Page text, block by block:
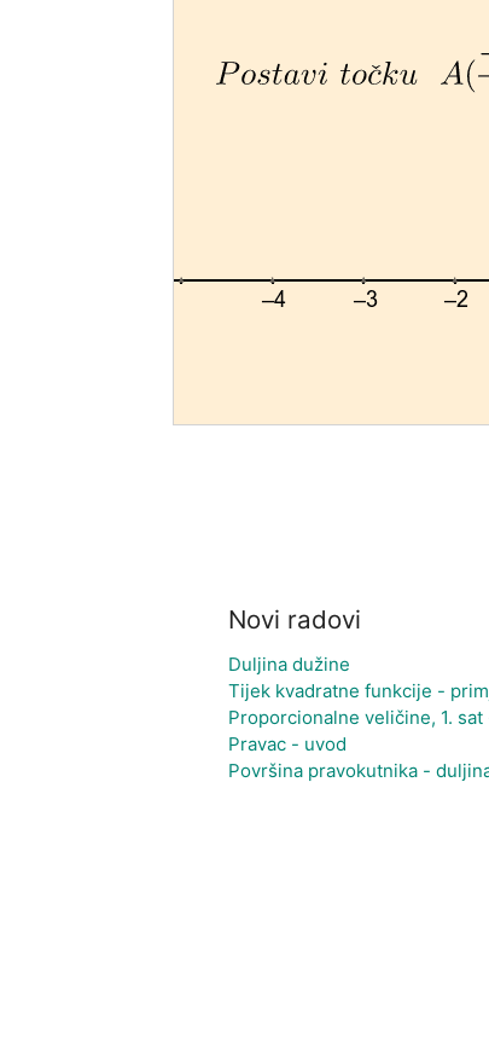
Novi radovi
Duljina dužine
Tijek kvadratne funkcije -
Proporcionalne veličine, 1. sat
Pravac - uvod
Površina pravokutnika -